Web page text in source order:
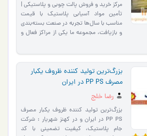
مرکز خرید و فروش پالت چوبی و پلاستیکی |
تأمین مواد آسیابی پلاستیک با قیمت
مناسب با سال‌ها تجربه در صنعت بسته‌بندی
و بازیافت، مجموعه ما یکی از مراکز فعال و
بزرگ‌ترین تولید کننده ظروف یکبار
رضا خلج
بزرگ‌ترین تولید کننده ظروف یکبار مصرف
PP PS در ایران و در کهنز شهریار : شرکت
جام پلاستیک، کیفیت تضمینی با کد